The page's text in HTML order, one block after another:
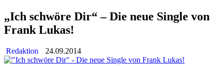
„Ich schwöre Dir“ – Die neue Single von
Frank Lukas!
Redaktion 24.09.2014